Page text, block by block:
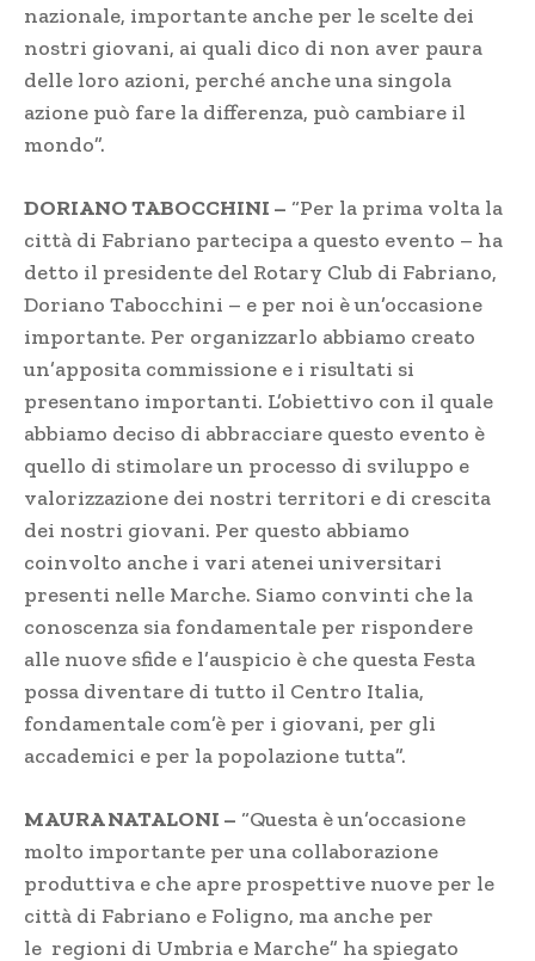
nazionale, importante anche per le scelte dei
nostri giovani, ai quali dico di non aver paura
delle loro azioni, perché anche una singola
azione può fare la differenza, può cambiare il
mondo”.
DORIANO TABOCCHINI – “Per la prima volta la
città di Fabriano partecipa a questo evento – ha
detto il presidente del Rotary Club di Fabriano,
Doriano Tabocchini – e per noi è un’occasione
importante. Per organizzarlo abbiamo creato
un’apposita commissione e i risultati si
presentano importanti. L’obiettivo con il quale
abbiamo deciso di abbracciare questo evento è
quello di stimolare un processo di sviluppo e
valorizzazione dei nostri territori e di crescita
dei nostri giovani. Per questo abbiamo
coinvolto anche i vari atenei universitari
presenti nelle Marche. Siamo convinti che la
conoscenza sia fondamentale per rispondere
alle nuove sfide e l’auspicio è che questa Festa
possa diventare di tutto il Centro Italia,
fondamentale com’è per i giovani, per gli
accademici e per la popolazione tutta”.
MAURA NATALONI – “Questa è un’occasione
molto importante per una collaborazione
produttiva e che apre prospettive nuove per le
città di Fabriano e Foligno, ma anche per
le regioni di Umbria e Marche” ha spiegato